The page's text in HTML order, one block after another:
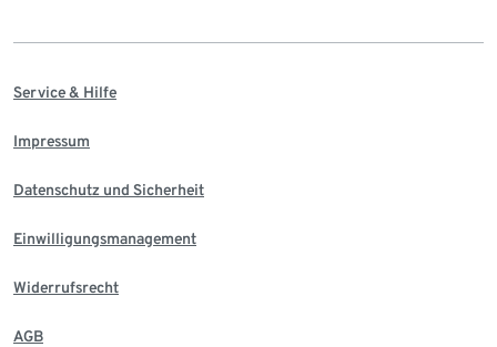
Service & Hilfe
Impressum
Datenschutz und Sicherheit
Einwilligungsmanagement
Widerrufsrecht
AGB